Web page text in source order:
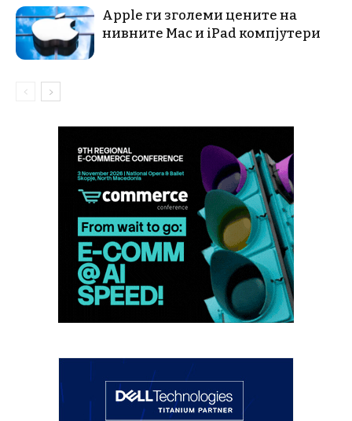
Apple ги зголеми цените на
нивните Mac и iPad компјутери